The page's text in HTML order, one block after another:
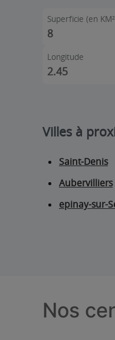
Superficie (en
8
Longitude
2.45
Villes à
Saint-Denis
Aubervilliers
epinay-sur-
Nos